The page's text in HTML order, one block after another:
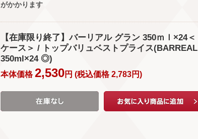
がかかります
【在庫限り終了】バーリアル グラン 350ｍｌ×24＜
ケース＞ / トップバリュベストプライス(BARREAL
350ml×24 ◎)
本体価格2,530円 (税込価格2,783円)